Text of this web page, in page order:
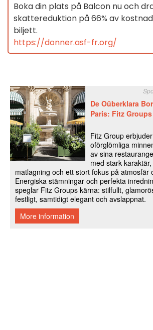
Boka din plats på Balcon nu och
skattereduktion på 66% av
biljett.
https://donner.asf-fr.org/